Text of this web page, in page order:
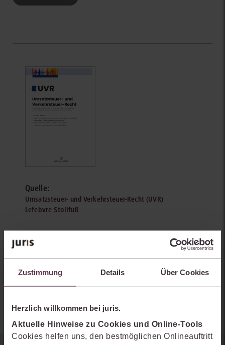
Zustimmung Details Über Cookies
Herzlich willkommen bei juris.
Aktuelle Hinweise zu Cookies und Online-Tools
Cookies helfen uns, den bestmöglichen Onlineauftritt
Quelle:
Umsatzsteuer- und Verkehrsteuer-Recht (UVR)
Lefebvre Stollfuß
UVR 2025, 302-313
Autoren: